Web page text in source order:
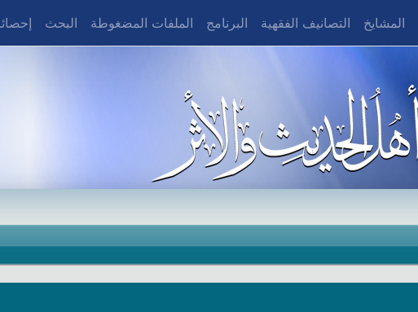
المشايخ التصانيف الفقهية البرنامج الملفات المضغوطة البحث